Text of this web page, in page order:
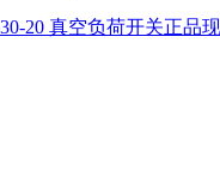
20 真空负荷开关正品